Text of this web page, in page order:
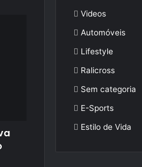
Videos
Automóveis
Lifestyle
Ralicross
Sem categoria
E-Sports
Estilo de Vida